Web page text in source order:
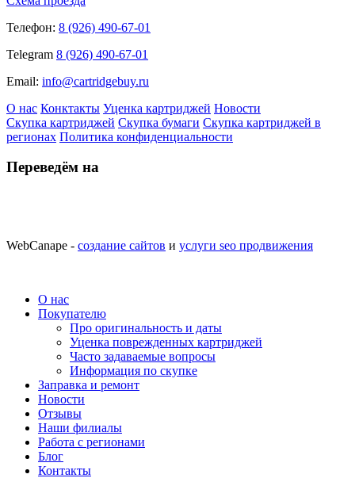
Телефон: 8 (926) 490-67-01
Telegram 8 (926) 490-67-01
Email: info@cartridgebuy.ru
О нас Конктакты Уценка картриджей Новости
Скупка картриджей Скупка бумаги Скупка картриджей в
регионах Политика конфиденциальности
Переведём на
WebCanape - создание сайтов и услуги seo продвижения
О нас
Покупателю
Про оригинальность и даты
Уценка поврежденных картриджей
Часто задаваемые вопросы
Информация по скупке
Заправка и ремонт
Новости
Отзывы
Наши филиалы
Работа с регионами
Блог
Контакты